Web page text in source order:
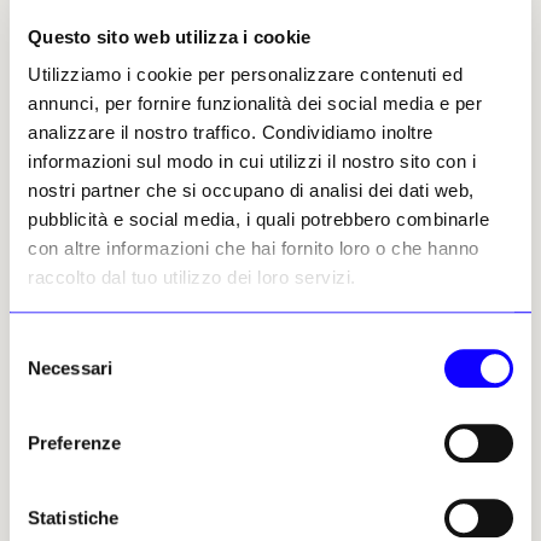
Questo sito web utilizza i cookie
Utilizziamo i cookie per personalizzare contenuti ed
annunci, per fornire funzionalità dei social media e per
analizzare il nostro traffico. Condividiamo inoltre
informazioni sul modo in cui utilizzi il nostro sito con i
nostri partner che si occupano di analisi dei dati web,
pubblicità e social media, i quali potrebbero combinarle
con altre informazioni che hai fornito loro o che hanno
raccolto dal tuo utilizzo dei loro servizi.
delNecessari
Preferenze
Statistiche
diverso da pochi anni fa, quando gli artisti
che raggiungevano cifre a sei zeri
includevano i ghanesiEmmanuel Taku(nato
nel 1986) eIsshaq Ismail(nato nel 1989). «
un elemento di speculazione quando il mercato era in
forte espansione», afferma con eufemismo
Alastair Meredith, esperto di Strauss. Ma
conferma che la casa d’aste non sta facendo
marcia indietro nella sua spinta verso gli
continente, gli operatori dicono che la
Touria
specializzata 1-54, afferma che, nonostante il
gallerie hanno ottenuto «ottimi risultati» al
suo ultimo evento ampliato a Marrakech.